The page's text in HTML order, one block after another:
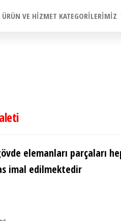
ÜRÜN VE HIZMET KATEGORILERIMIZ
elemanları parçaları
imal edilmektedir